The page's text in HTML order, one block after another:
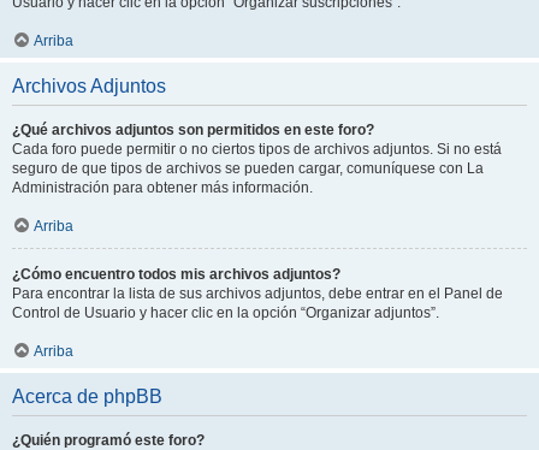
Arriba
Archivos Adjuntos
¿Qué archivos adjuntos son permitidos en este foro?
Cada foro puede permitir o no ciertos tipos de archivos adjuntos. Si no está
seguro de que tipos de archivos se pueden cargar, comuníquese con La
Administración para obtener más información.
Arriba
¿Cómo encuentro todos mis archivos adjuntos?
Para encontrar la lista de sus archivos adjuntos, debe entrar en el Panel de
Control de Usuario y hacer clic en la opción “Organizar adjuntos”.
Arriba
Acerca de phpBB
¿Quién programó este foro?